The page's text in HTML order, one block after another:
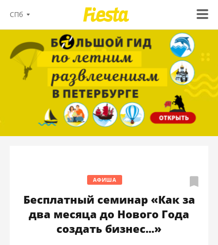
СПб
АФИША
Бесплатный семинар «Как за
два месяца до Нового Года
создать бизнес...»